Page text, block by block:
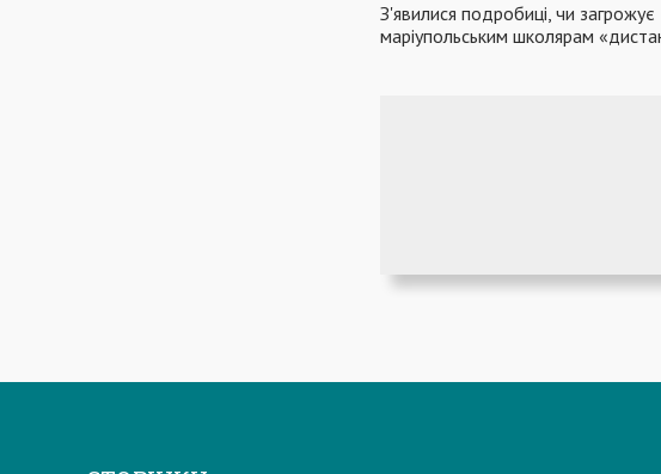
З'явилися подробиці, чи загрожує
маріупольським школярам